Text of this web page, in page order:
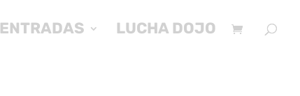
ENTRADAS LUCHA DOJO